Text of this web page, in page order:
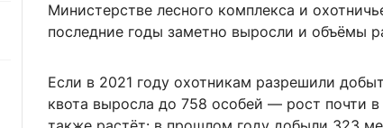
Министерстве лесного комплекса и
последние годы заметно выросли и объёмы
Если в 2021 году охотникам разрешили
квота выросла до 758 особей — рост почти